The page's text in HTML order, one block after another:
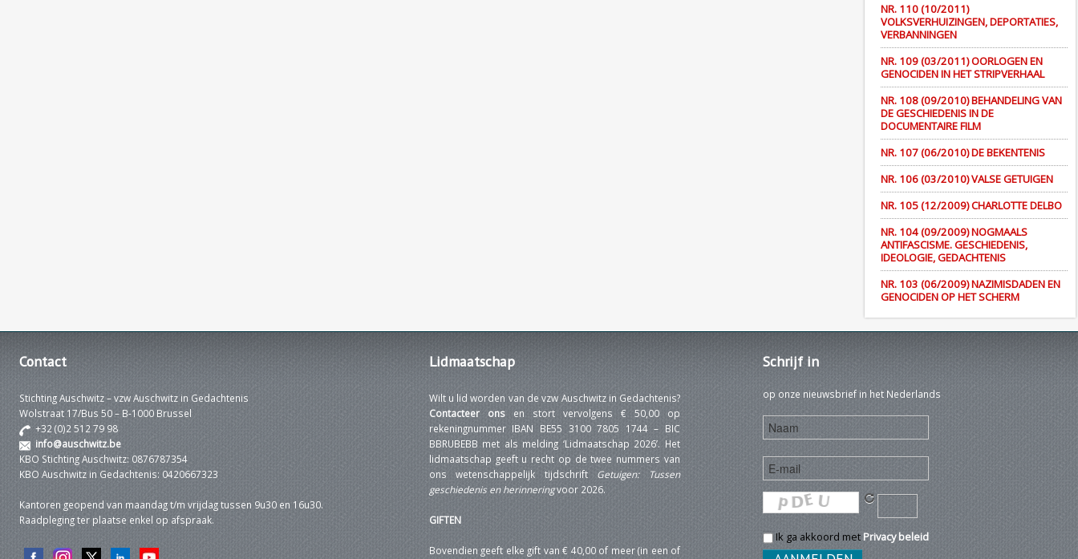
NR. 110 (10/2011)
VOLKSVERHUIZINGEN, DEPORTATIES,
VERBANNINGEN
NR. 109 (03/2011) OORLOGEN EN
GENOCIDEN IN HET STRIPVERHAAL
NR. 108 (09/2010) BEHANDELING VAN
DE GESCHIEDENIS IN DE
DOCUMENTAIRE FILM
NR. 107 (06/2010) DE BEKENTENIS
NR. 106 (03/2010) VALSE GETUIGEN
NR. 105 (12/2009) CHARLOTTE DELBO
NR. 104 (09/2009) NOGMAALS
ANTIFASCISME. GESCHIEDENIS,
IDEOLOGIE, GEDACHTENIS
NR. 103 (06/2009) NAZIMISDADEN EN
GENOCIDEN OP HET SCHERM
Contact
Stichting Auschwitz – vzw Auschwitz in Gedachtenis
Wolstraat 17/Bus 50 – B-1000 Brussel
+32 (0)2 512 79 98
info@auschwitz.be
KBO Stichting Auschwitz: 0876787354
KBO Auschwitz in Gedachtenis: 0420667323
Kantoren geopend van maandag t/m vrijdag tussen 9u30 en 16u30.
Raadpleging ter plaatse enkel op afspraak.
Lidmaatschap
Wilt u lid worden van de vzw Auschwitz in Gedachtenis?
Contacteer onsen stort vervolgens € 50,00 op
rekeningnummer IBAN BE55 3100 7805 1744 – BIC
BBRUBEBB met als melding ‘Lidmaatschap 2026’. Het
lidmaatschap geeft u recht op de twee nummers van
ons wetenschappelijk tijdschrift Getuigen: Tussen
geschiedenis en herinneringvoor 2026.
GIFTEN
Bovendien geeft elke gift van € 40,00 of meer (in een of
Schrijf in
op onze nieuwsbrief in het Nederlands
Ik ga akkoord met Privacy beleid